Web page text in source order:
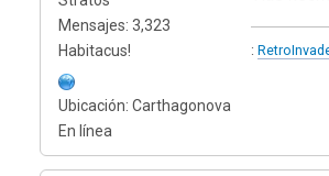
Mensajes: 3,323
Habitacus!
Ubicación: Carthagonova
En línea
: